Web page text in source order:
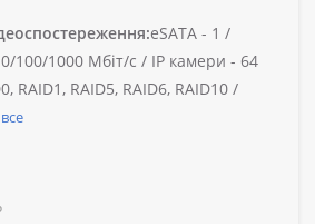
eSATA - 1 /
100/1000 Мбіт/с / IP камери - 64
RAID1, RAID5, RAID6, RAID10 /